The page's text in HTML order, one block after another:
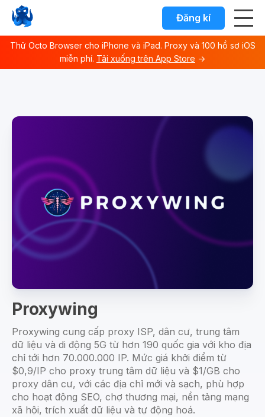
Thử Octo Browser cho iPhone và iPad. Proxy và 100 hồ sơ iOS
miễn phí. Tải xuống trên App Store →
Use this file to discover all available documentation
Đăng kí
Proxywing
Proxywing cung cấp proxy ISP, dân cư, trung tâm
dữ liệu và di động 5G từ hơn 190 quốc gia với kho địa
chỉ tới hơn 70.000.000 IP. Mức giá khởi điểm từ
$0,9/IP cho proxy trung tâm dữ liệu và $1/GB cho
proxy dân cư, với các địa chỉ mới và sạch, phù hợp
cho hoạt động SEO, chợ thương mại, nền tảng mạng
xã hội, trích xuất dữ liệu và tự động hoá.